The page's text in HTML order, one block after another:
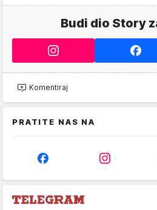
Budi dio Story
Komentiraj
PRATITE NAS NA